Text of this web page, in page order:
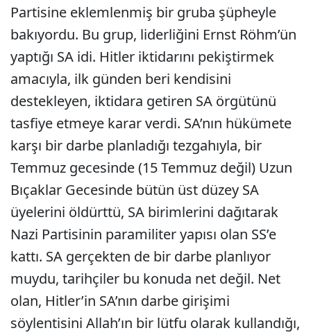
Partisine eklemlenmiş bir gruba şüpheyle
bakıyordu. Bu grup, liderliğini Ernst Röhm’ün
yaptığı SA idi. Hitler iktidarını pekiştirmek
amacıyla, ilk günden beri kendisini
destekleyen, iktidara getiren SA örgütünü
tasfiye etmeye karar verdi. SA’nın hükümete
karşı bir darbe planladığı tezgahıyla, bir
Temmuz gecesinde (15 Temmuz değil) Uzun
Bıçaklar Gecesinde bütün üst düzey SA
üyelerini öldürttü, SA birimlerini dağıtarak
Nazi Partisinin paramiliter yapısı olan SS’e
kattı. SA gerçekten de bir darbe planlıyor
muydu, tarihçiler bu konuda net değil. Net
olan, Hitler’in SA’nın darbe girişimi
söylentisini Allah’ın bir lütfu olarak kullandığı,